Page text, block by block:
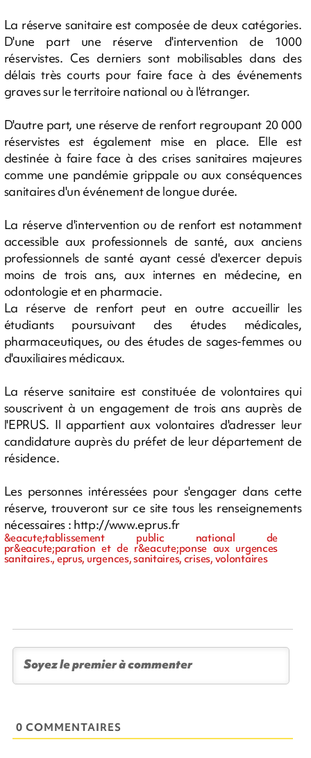
La réserve sanitaire est composée de deux catégories.
D'une part une réserve d'intervention de 1000
réservistes. Ces derniers sont mobilisables dans des
délais très courts pour faire face à des événements
graves sur le territoire national ou à l'étranger.
D'autre part, une réserve de renfort regroupant 20 000
réservistes est également mise en place. Elle est
destinée à faire face à des crises sanitaires majeures
comme une pandémie grippale ou aux conséquences
sanitaires d'un événement de longue durée.
La réserve d'intervention ou de renfort est notamment
accessible aux professionnels de santé, aux anciens
professionnels de santé ayant cessé d'exercer depuis
moins de trois ans, aux internes en médecine, en
odontologie et en pharmacie.
La réserve de renfort peut en outre accueillir les
étudiants poursuivant des études médicales,
pharmaceutiques, ou des études de sages-femmes ou
d'auxiliaires médicaux.
La réserve sanitaire est constituée de volontaires qui
souscrivent à un engagement de trois ans auprès de
l'EPRUS. Il appartient aux volontaires d'adresser leur
candidature auprès du préfet de leur département de
résidence.
Les personnes intéressées pour s'engager dans cette
réserve, trouveront sur ce site tous les renseignements
nécessaires : http://www.eprus.fr
&eacute;tablissement public national de
pr&eacute;paration et de r&eacute;ponse aux urgences
sanitaires., eprus, urgences, sanitaires, crises, volontaires
0 COMMENTAIRES